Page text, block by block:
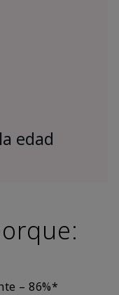
edad
– 86%*